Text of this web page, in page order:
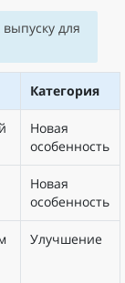
для
Категория
Новая
особенность
Новая
особенность
Улучшение